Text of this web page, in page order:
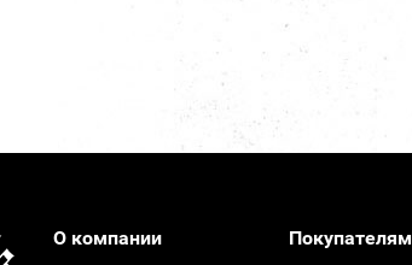
О компании Покупателям